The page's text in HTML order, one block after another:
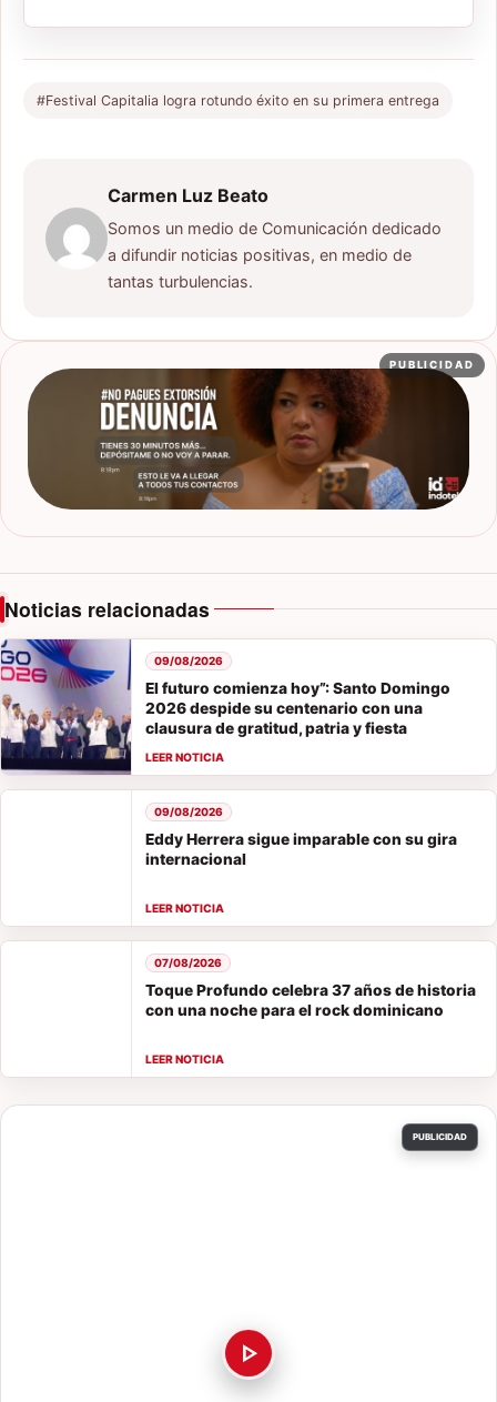
#Festival Capitalia logra rotundo éxito en su primera entrega
Carmen Luz Beato
Somos un medio de Comunicación dedicado
a difundir noticias positivas, en medio de
tantas turbulencias.
PUBLICIDAD
Noticias relacionadas
El futuro comienza hoy”: Santo Domingo
2026 despide su centenario con una
clausura de gratitud, patria y fiesta
09/08/2026
Eddy Herrera sigue imparable con su gira
internacional
09/08/2026
Toque Profundo celebra 37 años de historia
con una noche para el rock dominicano
07/08/2026